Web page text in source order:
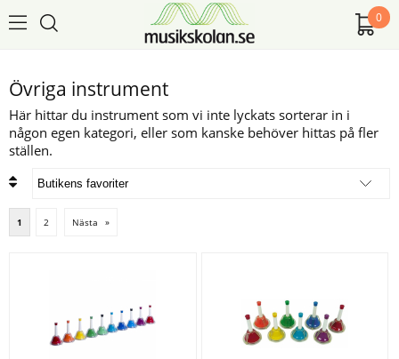
0
Övriga instrument
Här hittar du instrument som vi inte lyckats sorterar in i
någon egen kategori, eller som kanske behöver hittas på fler
ställen.
1 2 Nästa »